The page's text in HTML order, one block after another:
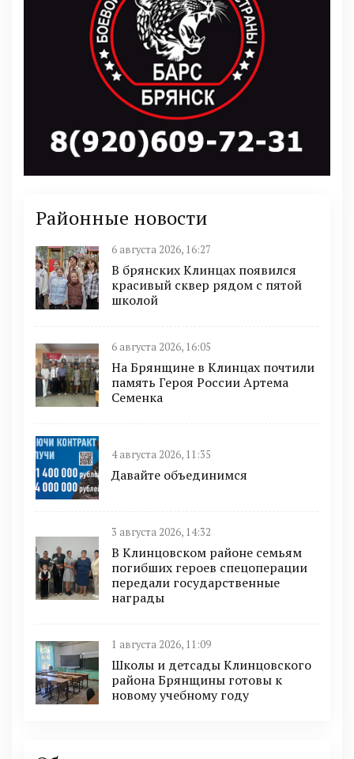
Районные новости
6 августа 2026, 16:27
В брянских Клинцах появился
красивый сквер рядом с пятой
школой
6 августа 2026, 16:05
На Брянщине в Клинцах почтили
память Героя России Артема
Семенка
4 августа 2026, 11:35
Давайте объединимся
3 августа 2026, 14:32
В Клинцовском районе семьям
погибших героев спецоперации
передали государственные
награды
1 августа 2026, 11:09
Школы и детсады Клинцовского
района Брянщины готовы к
новому учебному году